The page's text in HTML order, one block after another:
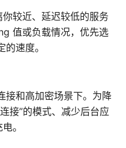
较近、延迟较低的服务
值或负载情况，优先选
速度。
接和高加密场景下。为降
接”的模式、减少后台应
。